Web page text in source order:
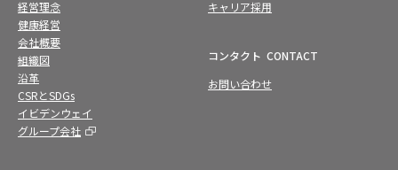
経営理念
健康経営
会社概要
組織図
沿革
CSRとSDGs
イビデンウェイ
グループ会社
キャリア採用
コンタクト CONTACT
お問い合わせ